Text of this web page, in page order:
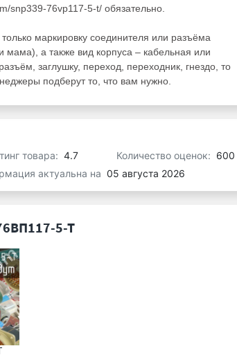
snp339-76vp117-5-t/ обязательно.
маркировку соединителя или разъёма
а также вид корпуса – кабельная или
заглушку, переход, переходник, гнездо, то
подберут то, что вам нужно.
товара: 4.7 Количество оценок: 600
актуальна на 05 августа 2026
5-Т